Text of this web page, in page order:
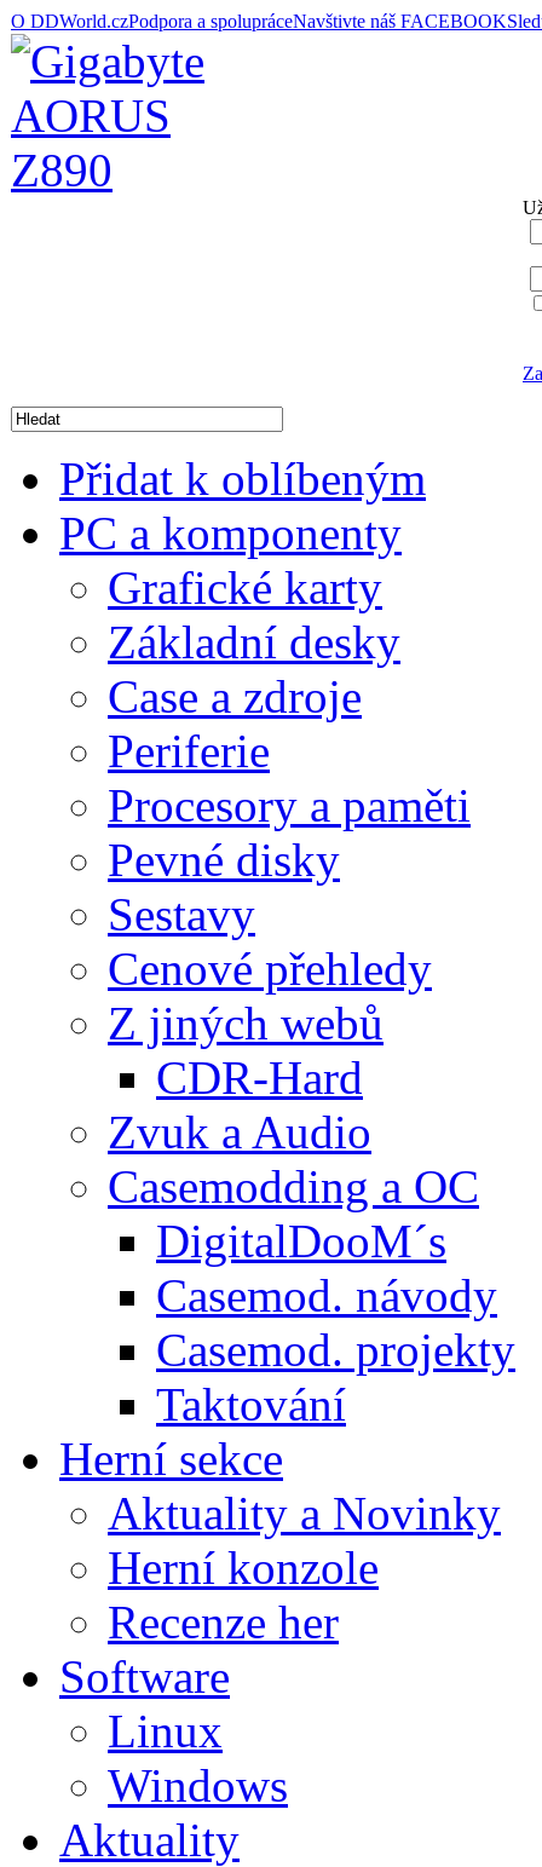
O DDWorld.czPodpora a spolupráceNavštivte náš FACEBOOK
Přidat k oblíbeným
PC a komponenty
Grafické karty
Základní desky
Case a zdroje
Periferie
Procesory a paměti
Pevné disky
Sestavy
Cenové přehledy
Z jiných webů
CDR-Hard
Zvuk a Audio
Casemodding a OC
DigitalDooM´s
Casemod. návody
Casemod. projekty
Taktování
Herní sekce
Aktuality a Novinky
Herní konzole
Recenze her
Software
Linux
Windows
Aktuality